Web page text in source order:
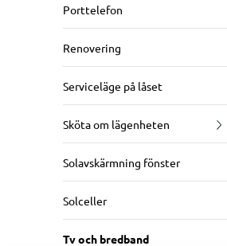
Porttelefon
Renovering
Serviceläge på låset
Sköta om lägenheten
Solavskärmning fönster
Solceller
Tv och bredband